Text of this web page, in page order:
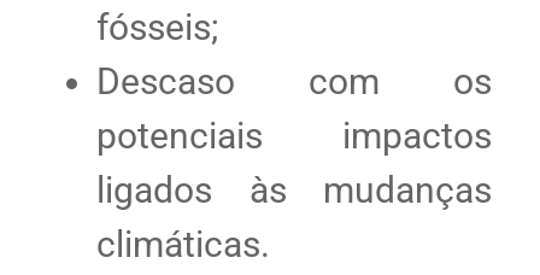
fósseis;
Descaso com os
potenciais impactos
ligados às mudanças
climáticas.